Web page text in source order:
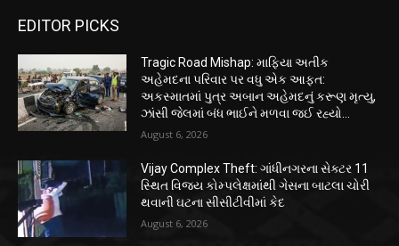
EDITOR PICKS
Tragic Road Mishap: માફિયા અતીક
અહેમદના પરિવાર પર વધુ એક આફત:
અકસ્માતમાં પુત્ર અબાન અહેમદનું કરૂણ મૃત્યુ,
ઝાંસી જેલમાં બંધ ભાઈને મળવા જઈ રહ્યો...
August 6, 2026
Vijay Complex Theft: ગાંધીનગરના સેક્ટર 11
સ્થિત વિજય કોમ્પલેક્ષમાંથી ગેસના બાટલા ચોરી
થવાની ઘટના સીસીટીવીમાં કેદ
August 6, 2026